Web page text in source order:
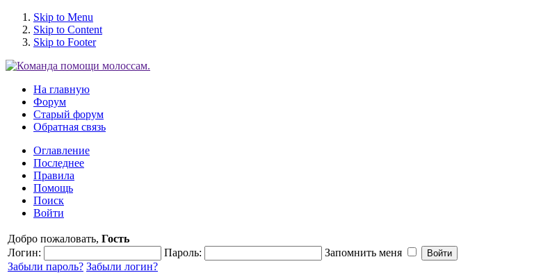
Skip to Menu
Skip to Content
Skip to Footer
На главную
Форум
Старый форум
Обратная связь
Оглавление
Последнее
Правила
Помощь
Поиск
Войти
Добро пожаловать, Гость
Логин:
Пароль:
Запомнить меня
Забыли пароль? Забыли логин?